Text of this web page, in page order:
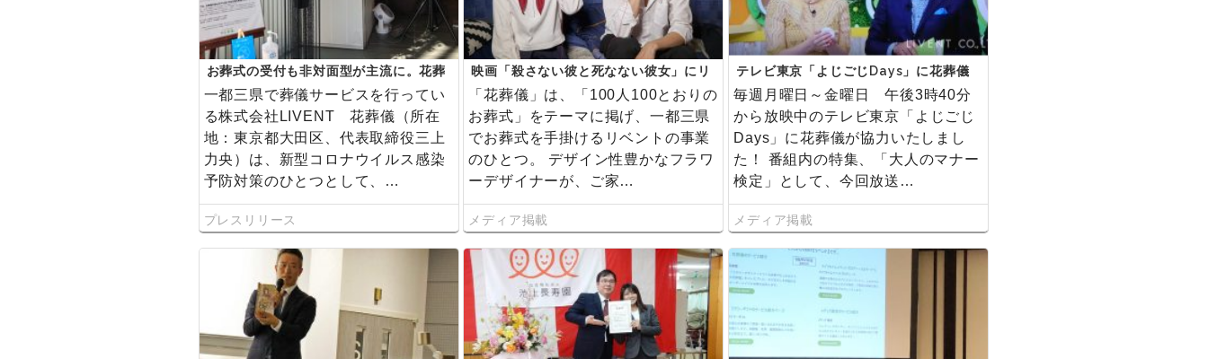
お葬式の受付も非対面型が主流に。花葬
儀が『オンライン記帳サービス』を本格
的にスタート
一都三県で葬儀サービスを行ってい
る株式会社LIVENT 花葬儀（所在
地：東京都大田区、代表取締役三上
力央）は、新型コロナウイルス感染
予防対策のひとつとして、…
プレスリリース
映画「殺さない彼と死なない彼女」にリ
ベント花葬儀が撮影協力しました
「花葬儀」は、「100人100とおりの
お葬式」をテーマに掲げ、一都三県
でお葬式を手掛けるリベントの事業
のひとつ。 デザイン性豊かなフラワ
ーデザイナーが、ご家…
メディア掲載
テレビ東京「よじごじDays」に花葬儀
が協力しました
毎週月曜日～金曜日 午後3時40分
から放映中のテレビ東京「よじごじ
Days」に花葬儀が協力いたしまし
た！ 番組内の特集、「大人のマナー
検定」として、今回放送…
メディア掲載